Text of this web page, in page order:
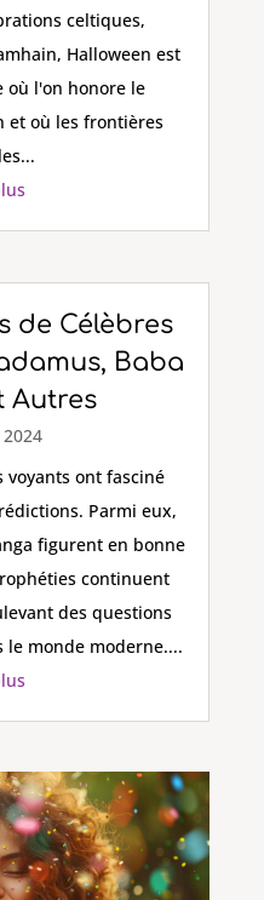
celtiques,
Halloween est
où l'on honore le
et où les frontières
de Célèbres
Baba
Autres
voyants ont fasciné
Parmi eux,
figurent en bonne
continuent
des questions
monde moderne....